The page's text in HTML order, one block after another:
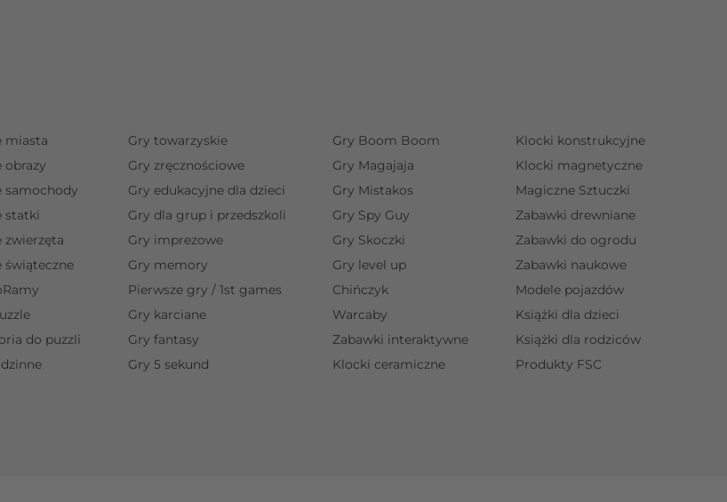
miasta
obrazy
samochody
statki
zwierzęta
świąteczne
do puzzli
Gry towarzyskie
Gry zręcznościowe
Gry edukacyjne dla dzieci
Gry dla grup i przedszkoli
Gry imprezowe
Gry memory
Pierwsze gry / 1st games
Gry karciane
Gry fantasy
Gry 5 sekund
Gry Boom Boom
Gry Magajaja
Gry Mistakos
Gry Spy Guy
Gry Skoczki
Gry level up
Chińczyk
Warcaby
Zabawki interaktywne
Klocki ceramiczne
Klocki konstrukcyjne
Klocki magnetyczne
Magiczne Sztuczki
Zabawki drewniane
Zabawki do ogrodu
Zabawki naukowe
Modele pojazdów
Książki dla dzieci
Książki dla rodziców
Produkty FSC